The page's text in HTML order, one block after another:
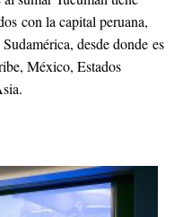
con la capital peruana,
desde donde es
México, Estados